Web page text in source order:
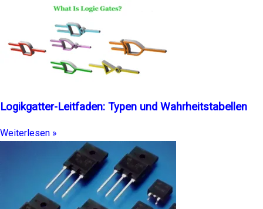
Logikgatter-Leitfaden: Typen und Wahrheitstabellen
Weiterlesen »